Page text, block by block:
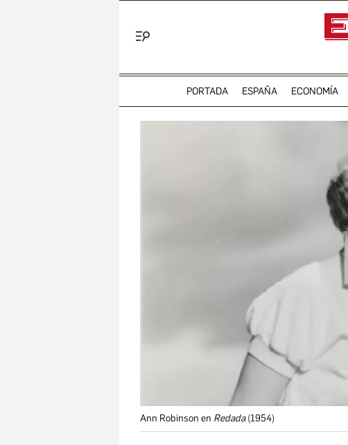
PORTADA ESPAÑA ECONOMÍA
Ann Robinson en Redada(1954)